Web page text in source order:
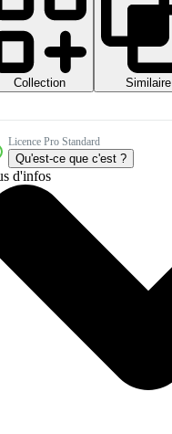
Collection
Similaire
Licence Pro Standard
Qu'est-ce que c'est ?
d'infos